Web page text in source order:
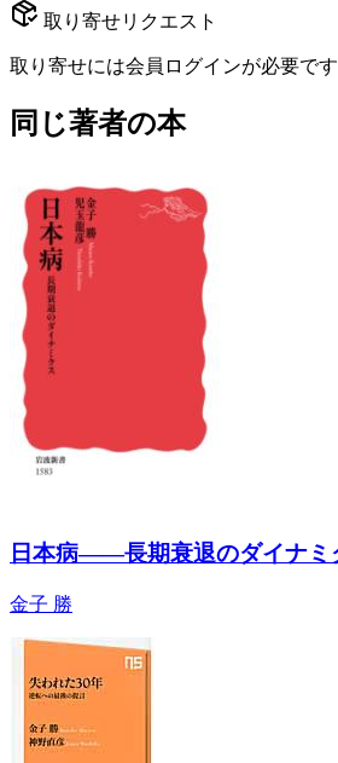
取り寄せリクエスト
取り寄せには会員ログインが必要です
同じ著者の本
日本病――長期衰退のダイナミ
金子 勝